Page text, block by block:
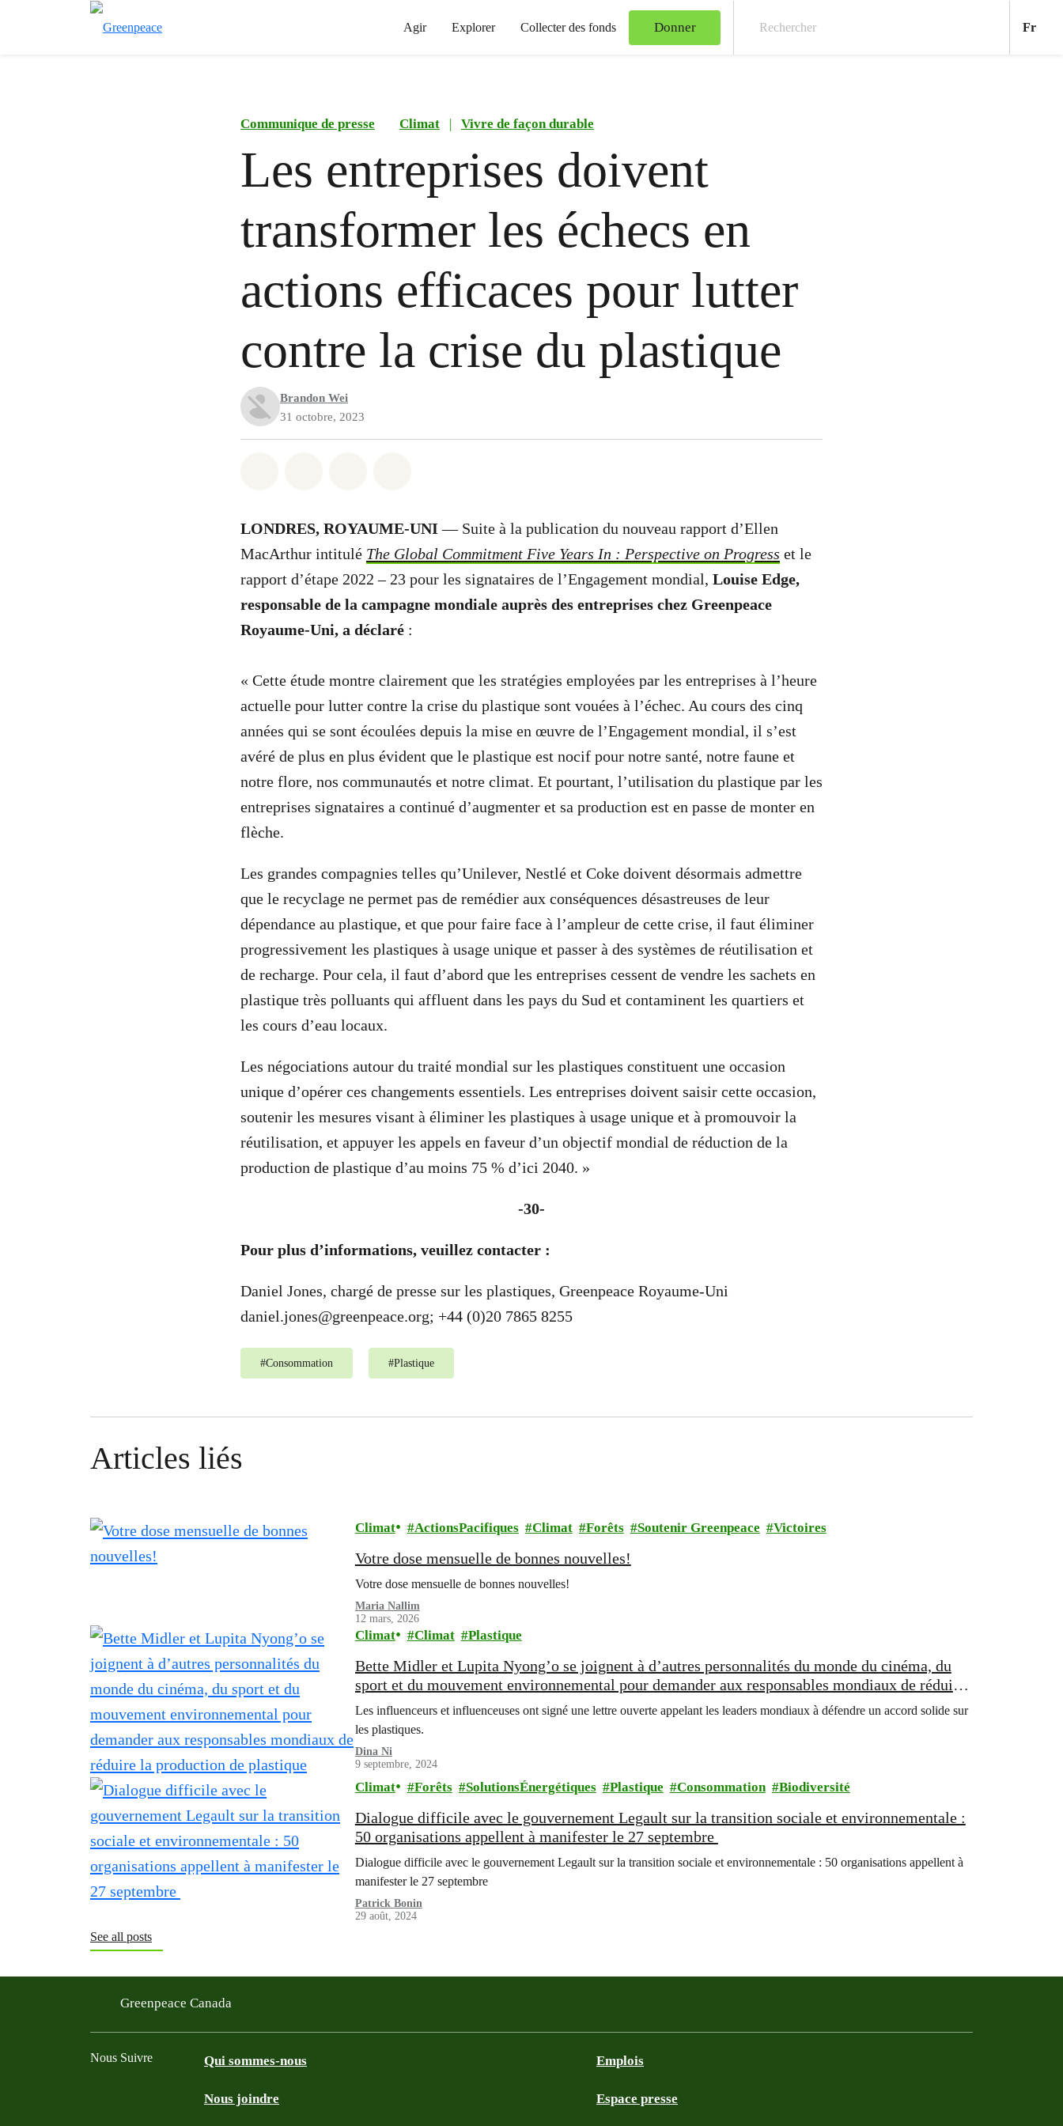
Agir Explorer Collecter des fonds Donner Fr
Communique de presse Climat | Vivre de façon durable
Les entreprises doivent
transformer les échecs en
actions efficaces pour lutter
contre la crise du plastique
Brandon Wei
31 octobre, 2023
LONDRES, ROYAUME-UNI — Suite à la publication du nouveau rapport d’Ellen
MacArthur intitulé The Global Commitment Five Years In : Perspective on Progress et le
rapport d’étape 2022 – 23 pour les signataires de l’Engagement mondial, Louise Edge,
responsable de la campagne mondiale auprès des entreprises chez Greenpeace
Royaume-Uni, a déclaré :
« Cette étude montre clairement que les stratégies employées par les entreprises à l’heure
actuelle pour lutter contre la crise du plastique sont vouées à l’échec. Au cours des cinq
années qui se sont écoulées depuis la mise en œuvre de l’Engagement mondial, il s’est
avéré de plus en plus évident que le plastique est nocif pour notre santé, notre faune et
notre flore, nos communautés et notre climat. Et pourtant, l’utilisation du plastique par les
entreprises signataires a continué d’augmenter et sa production est en passe de monter en
flèche.
Les grandes compagnies telles qu’Unilever, Nestlé et Coke doivent désormais admettre
que le recyclage ne permet pas de remédier aux conséquences désastreuses de leur
dépendance au plastique, et que pour faire face à l’ampleur de cette crise, il faut éliminer
progressivement les plastiques à usage unique et passer à des systèmes de réutilisation et
de recharge. Pour cela, il faut d’abord que les entreprises cessent de vendre les sachets en
plastique très polluants qui affluent dans les pays du Sud et contaminent les quartiers et
les cours d’eau locaux.
Les négociations autour du traité mondial sur les plastiques constituent une occasion
unique d’opérer ces changements essentiels. Les entreprises doivent saisir cette occasion,
soutenir les mesures visant à éliminer les plastiques à usage unique et à promouvoir la
réutilisation, et appuyer les appels en faveur d’un objectif mondial de réduction de la
production de plastique d’au moins 75 % d’ici 2040. »
-30-
Pour plus d’informations, veuillez contacter :
Daniel Jones, chargé de presse sur les plastiques, Greenpeace Royaume-Uni
daniel.jones@greenpeace.org; +44 (0)20 7865 8255
#Consommation #Plastique
Articles liés
Climat ActionsPacifiques Climat Forêts Soutenir Greenpeace Victoires
Votre dose mensuelle de bonnes nouvelles!
Votre dose mensuelle de bonnes nouvelles!
Maria Nallim
12 mars, 2026
Climat Climat Plastique
Bette Midler et Lupita Nyong’o se joignent à d’autres personnalités du monde du cinéma, du
sport et du mouvement environnemental pour demander aux responsables mondiaux de réduire
la production de plastique
Les influenceurs et influenceuses ont signé une lettre ouverte appelant les leaders mondiaux à défendre un accord solide sur
les plastiques.
Dina Ni
9 septembre, 2024
Climat Forêts SolutionsÉnergétiques Plastique Consommation Biodiversité
Dialogue difficile avec le gouvernement Legault sur la transition sociale et environnementale :
50 organisations appellent à manifester le 27 septembre
Dialogue difficile avec le gouvernement Legault sur la transition sociale et environnementale : 50 organisations appellent à
manifester le 27 septembre
Patrick Bonin
29 août, 2024
See all posts
Greenpeace Canada
Nous Suivre Qui sommes-nous
Nous joindre
Emplois
Espace presse